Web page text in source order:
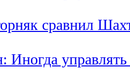
сравнил
Иногда